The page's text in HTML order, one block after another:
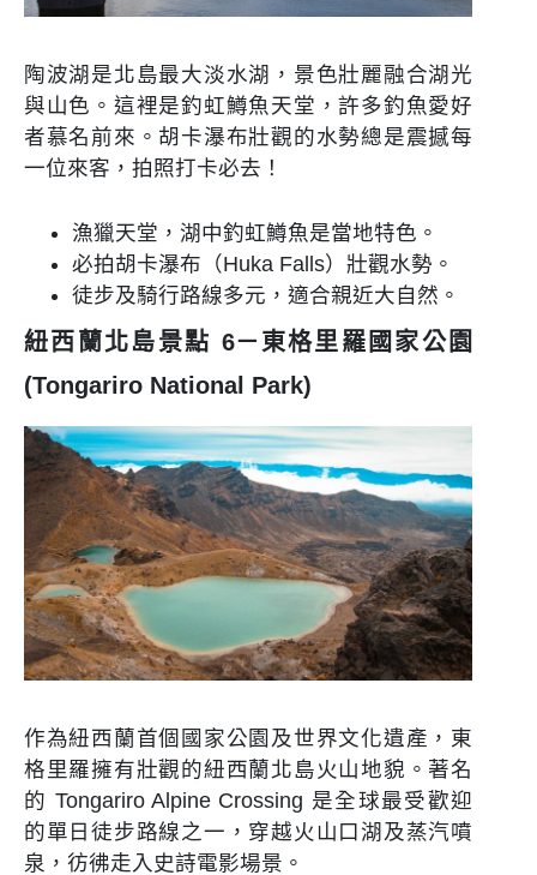
陶波湖是北島最大淡水湖，景色壯麗融合湖光
與山色。這裡是釣虹鱒魚天堂，許多釣魚愛好
者慕名前來。胡卡瀑布壯觀的水勢總是震撼每
一位來客，拍照打卡必去！
漁獵天堂，湖中釣虹鱒魚是當地特色。
必拍胡卡瀑布（Huka Falls）壯觀水勢。
徒步及騎行路線多元，適合親近大自然。
紐西蘭北島景點 6－東格里羅國家公園
(Tongariro National Park)
作為紐西蘭首個國家公園及世界文化遺產，東
格里羅擁有壯觀的紐西蘭北島火山地貌。著名
的 Tongariro Alpine Crossing 是全球最受歡迎
的單日徒步路線之一，穿越火山口湖及蒸汽噴
泉，彷彿走入史詩電影場景。